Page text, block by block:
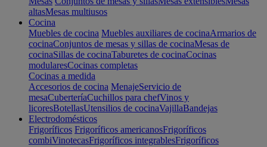
altasMesas multiusos
Cocina
Muebles de cocina Muebles auxiliares de cocinaArmarios de
cocinaConjuntos de mesas y sillas de cocinaMesas de
cocinaSillas de cocinaTaburetes de cocinaCocinas
modularesCocinas completas
Cocinas a medida
Accesorios de cocina MenajeServicio de
mesaCuberteríaCuchillos para chefVinos y
licoresBotellasUtensilios de cocinaVajillaBandejas
Electrodomésticos
Frigoríficos Frigoríficos americanosFrigoríficos
combiVinotecasFrigoríficos integrablesFrigoríficos